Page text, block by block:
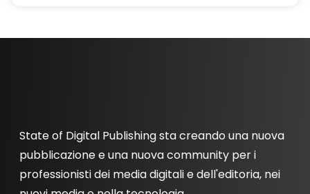
State of Digital Publishing sta creando una nuova
pubblicazione e una nuova community per i
professionisti dei media digitali e dell'editoria, nei